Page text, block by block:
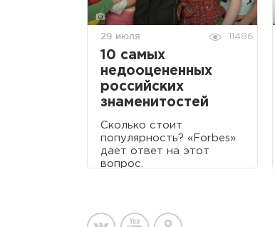
29 июля 11486
10 самых
недооцененных
российских
знаменитостей
Сколько стоит
популярность? «Forbes»
дает ответ на этот
вопрос.